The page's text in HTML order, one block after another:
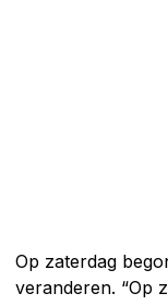
Op zaterdag
veranderen. “Op